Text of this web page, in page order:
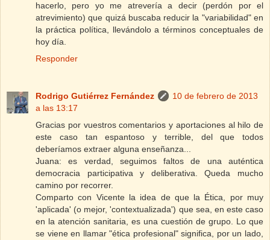
hacerlo, pero yo me atrevería a decir (perdón por el
atrevimiento) que quizá buscaba reducir la "variabilidad" en
la práctica política, llevándolo a términos conceptuales de
hoy día.
Responder
Rodrigo Gutiérrez Fernández
10 de febrero de 2013
a las 13:17
Gracias por vuestros comentarios y aportaciones al hilo de
este caso tan espantoso y terrible, del que todos
deberíamos extraer alguna enseñanza...
Juana: es verdad, seguimos faltos de una auténtica
democracia participativa y deliberativa. Queda mucho
camino por recorrer.
Comparto con Vicente la idea de que la Ética, por muy
'aplicada' (o mejor, 'contextualizada') que sea, en este caso
en la atención sanitaria, es una cuestión de grupo. Lo que
se viene en llamar "ética profesional" significa, por un lado,